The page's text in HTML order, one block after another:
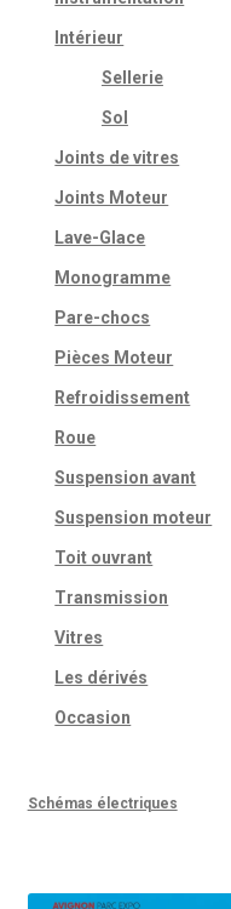
Intérieur
Sellerie
Sol
Joints de vitres
Joints Moteur
Lave-Glace
Monogramme
Pare-chocs
Pièces Moteur
Refroidissement
Roue
Suspension avant
Suspension moteur
Toit ouvrant
Transmission
Vitres
Les dérivés
Occasion
Schémas électriques